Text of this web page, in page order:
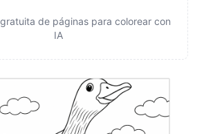
de páginas para colorear con
IA